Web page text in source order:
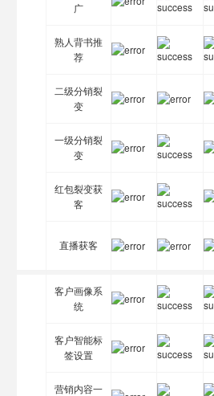
广
熟人背书推
荐
二级分销裂
变
一级分销裂
变
红包裂变获
客
直播获客
客户画像系
统
客户智能标
签设置
营销内容一